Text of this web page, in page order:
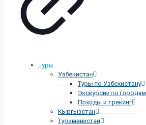
Туры
Узбекистан
Туры по Узбекистану
Экскурсии по городам
Походы и трекинг
Кыргызстан
Туркменистан